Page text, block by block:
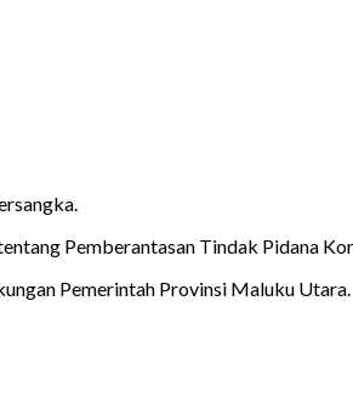
Pemberantasan Tindak Pidana
Pemerintah Provinsi Maluku Utara.